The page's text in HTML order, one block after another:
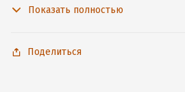
не расставаться с любимыми
Показать полностью
Поделиться